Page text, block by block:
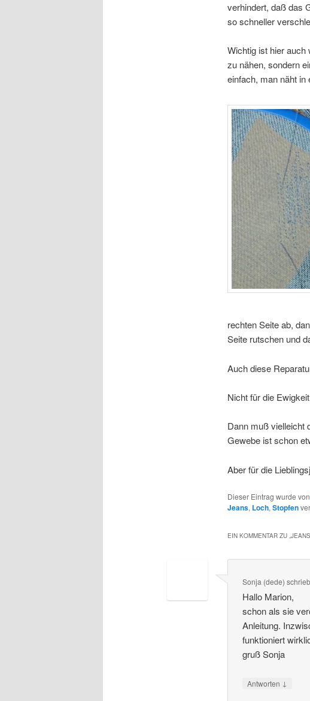
verhindert, daß das
so schneller
Wichtig ist hier auch
zu nähen, sondern
einfach, man näht in
rechten Seite ab,
Seite rutschen und
Auch diese
Nicht für die
Dann muß vielleicht
Gewebe ist schon
Aber für die
Dieser Eintrag wurde von
Jeans, Loch, Stopfen
EIN KOMMENTAR ZU „
Sonja (dede) schrieb
Hallo Marion,
schon als sie
Anleitung.
funktioniert
gruß Sonja
Antworten ↓